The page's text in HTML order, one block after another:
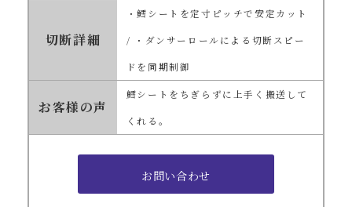
切断詳細
・鱈シートを定寸ピッチで安定カット
/ ・ダンサーロールによる切断スピー
ドを同期制御
お客様の声
鱈シートをちぎらずに上手く搬送して
くれる。